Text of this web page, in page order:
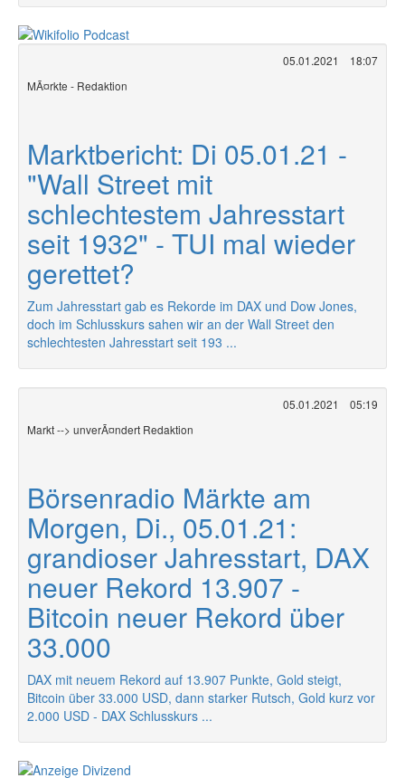
05.01.2021
18:07
MÃ¤rkte - Redaktion
Marktbericht: Di 05.01.21 -
"Wall Street mit
schlechtestem Jahresstart
seit 1932" - TUI mal wieder
gerettet?
Zum Jahresstart gab es Rekorde im DAX und Dow Jones,
doch im Schlusskurs sahen wir an der Wall Street den
schlechtesten Jahresstart seit 193 ...
05.01.2021
05:19
Markt --> unverÃ¤ndert Redaktion
Börsenradio Märkte am
Morgen, Di., 05.01.21:
grandioser Jahresstart, DAX
neuer Rekord 13.907 -
Bitcoin neuer Rekord über
33.000
DAX mit neuem Rekord auf 13.907 Punkte, Gold steigt,
Bitcoin über 33.000 USD, dann starker Rutsch, Gold kurz vor
2.000 USD - DAX Schlusskurs ...